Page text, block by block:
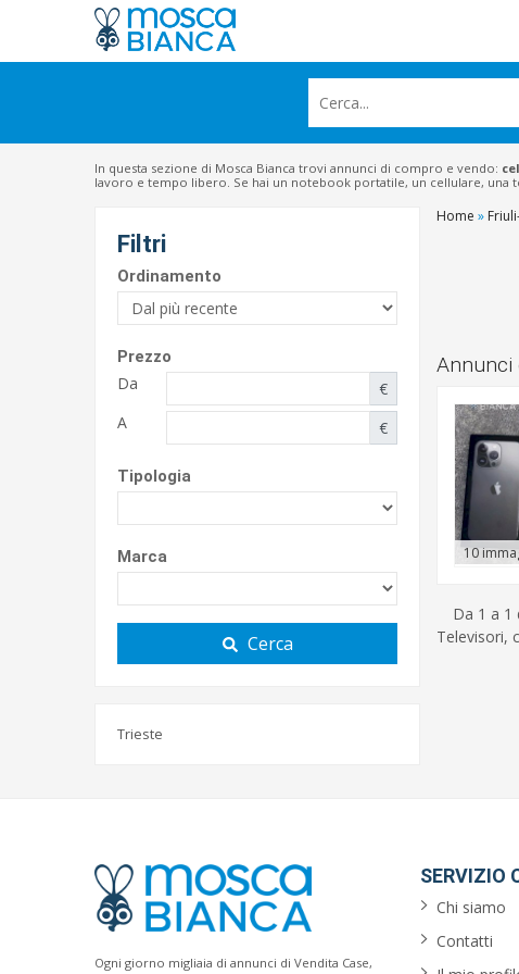
In questa sezione di Mosca Bianca trovi annunci di compro e vendo:
lavoro e tempo libero. Se hai un notebook portatile, un cellulare,
Filtri
Ordinamento
Prezzo
Da
€
A
€
Tipologia
Marca
Cerca
Trieste
Home »
Annunci
10
Da 1 a 1
Televisori,
Ogni giorno migliaia di annunci di Vendita Case,
SERVIZIO
Chi siamo
Contatti